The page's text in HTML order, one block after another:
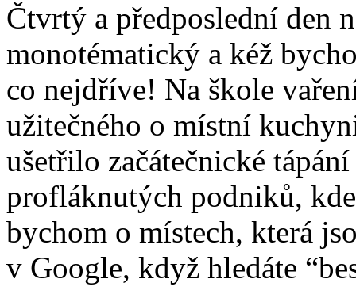
Čtvrtý a předposlední den
monotématický a kéž
co nejdříve! Na škole
užitečného o místní
ušetřilo začátečnické
profláknutých podniků,
bychom o místech, která
v Google, když hledáte